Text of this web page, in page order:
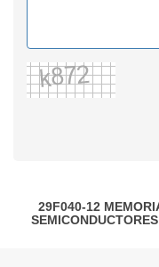
29F040-12
SEMICONDUCTORES